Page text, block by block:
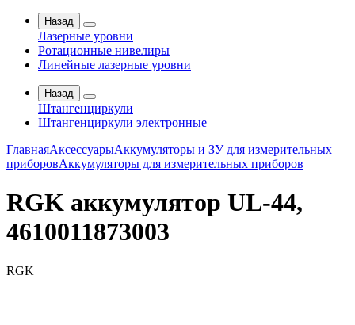
Назад
Лазерные уровни
Ротационные нивелиры
Линейные лазерные уровни
Назад
Штангенциркули
Штангенциркули электронные
ГлавнаяАксессуарыАккумуляторы и ЗУ для измерительных
приборовАккумуляторы для измерительных приборов
RGK аккумулятор UL-44,
4610011873003
RGK